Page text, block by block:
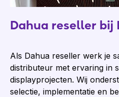
Dahua reseller bij
Als Dahua reseller werk je
distributeur met ervaring in
displayprojecten. Wij
selectie, implementatie en